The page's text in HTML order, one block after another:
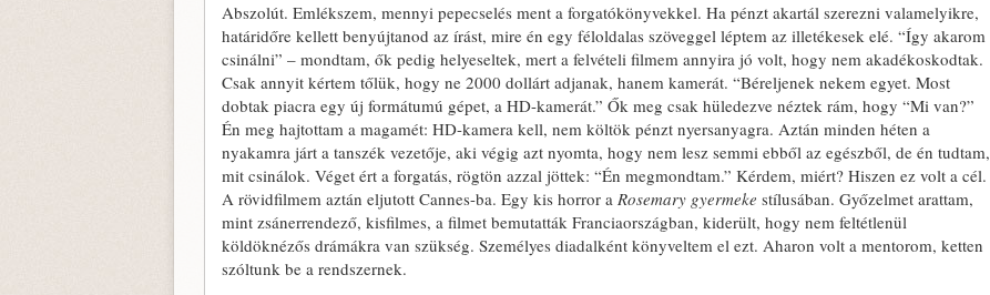
Abszolút. Emlékszem, mennyi pepecselés ment a forgatókönyvekkel. Ha pénzt akartál szerezni valamelyikre,
határidőre kellett benyújtanod az írást, mire én egy féloldalas szöveggel léptem az illetékesek elé. “Így akarom
csinálni” – mondtam, ők pedig helyeseltek, mert a felvételi filmem annyira jó volt, hogy nem akadékoskodtak.
Csak annyit kértem tőlük, hogy ne 2000 dollárt adjanak, hanem kamerát. “Béreljenek nekem egyet. Most
dobtak piacra egy új formátumú gépet, a HD-kamerát.” Ők meg csak hüledezve néztek rám, hogy “Mi van?”
Én meg hajtottam a magamét: HD-kamera kell, nem költök pénzt nyersanyagra. Aztán minden héten a
nyakamra járt a tanszék vezetője, aki végig azt nyomta, hogy nem lesz semmi ebből az egészből, de én tudtam,
mit csinálok. Véget ért a forgatás, rögtön azzal jöttek: “Én megmondtam.” Kérdem, miért? Hiszen ez volt a cél.
A rövidfilmem aztán eljutott Cannes-ba. Egy kis horror a Rosemary gyermeke stílusában. Győzelmet arattam,
mint zsánerrendező, kisfilmes, a filmet bemutatták Franciaországban, kiderült, hogy nem feltétlenül
köldöknézős drámákra van szükség. Személyes diadalként könyveltem el ezt. Aharon volt a mentorom, ketten
szóltunk be a rendszernek.